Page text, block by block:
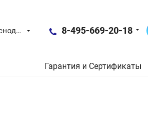
Краснодар 8-495-669-20-18
Гарантия и Сертификаты